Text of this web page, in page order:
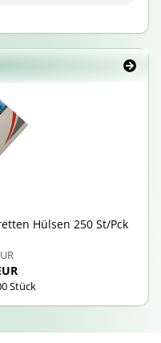
Hül­sen 250 St/Pck
Stück